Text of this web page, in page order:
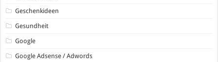
Geschenkideen
Gesundheit
Google
Google Adsense / Adwords